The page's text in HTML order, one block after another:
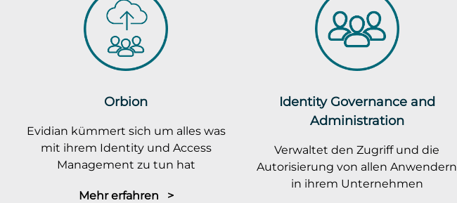
Orbion
Evidian kümmert sich um alles was
mit ihrem Identity und Access
Management zu tun hat
Mehr erfahren >
Identity Governance and
Administration
Verwaltet den Zugriff und die
Autorisierung von allen Anwendern
in ihrem Unternehmen